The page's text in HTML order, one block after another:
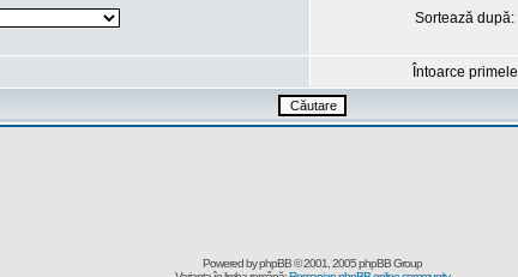
Sortează după:
Întoarce primele
Powered byphpBB© 2001, 2005 phpBB Group